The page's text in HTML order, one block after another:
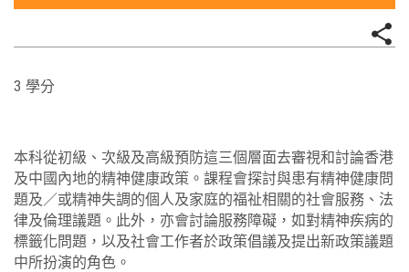
3 學分
本科從初級、次級及高級預防這三個層面去審視和討論香港
及中國內地的精神健康政策。課程會探討與患有精神健康問
題及／或精神失調的個人及家庭的福祉相關的社會服務、法
律及倫理議題。此外，亦會討論服務障礙，如對精神疾病的
標籤化問題，以及社會工作者於政策倡議及提出新政策議題
中所扮演的角色。